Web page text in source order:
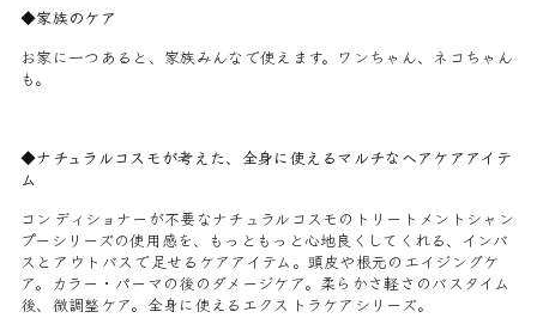
◆家族のケア
お家に一つあると、家族みんなで使えます。ワンちゃん、ネコちゃん
も。
◆ナチュラルコスモが考えた、全身に使えるマルチなヘアケアアイテ
ム
コンディショナーが不要なナチュラルコスモのトリートメントシャン
プーシリーズの使用感を、もっともっと心地良くしてくれる、インバ
スとアウトバスで足せるケアアイテム。頭皮や根元のエイジングケ
ア。カラー・パーマの後のダメージケア。柔らかさ軽さのバスタイム
後、微調整ケア。全身に使えるエクストラケアシリーズ。